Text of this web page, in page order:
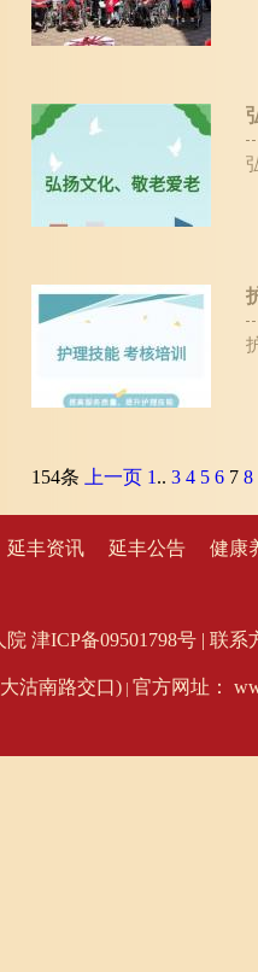
154条 上一页 1 .. 3 4 5 6 7 8
延丰资讯 延丰公告 健康
津ICP备09501798号 | 联系
沽南路交口) 官方网址：